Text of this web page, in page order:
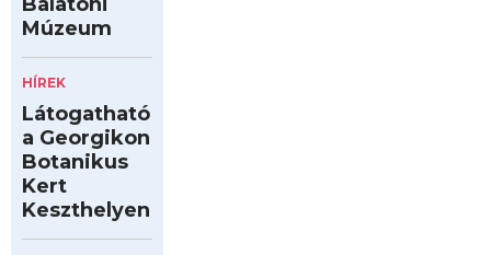
Múzeum
HÍREK
Látogatható
a Georgikon
Botanikus
Kert
Keszthelyen